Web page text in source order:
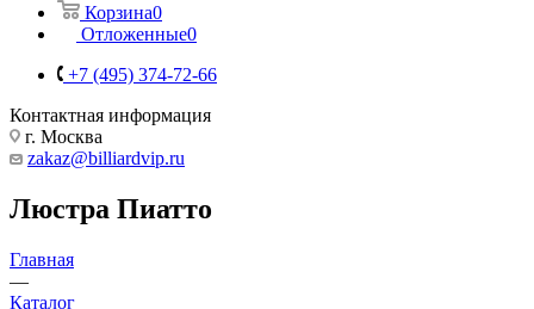
Корзина0
Отложенные0
+7 (495) 374-72-66
Контактная информация
г. Москва
zakaz@billiardvip.ru
Люстра Пиатто
Главная
—
Каталог